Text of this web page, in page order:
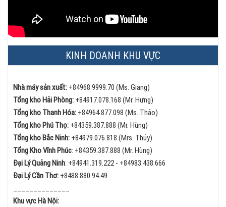
KINH DOANH KHU VỰC
Nhà máy sản xuất: +84968.9999.70 (Ms. Giang)
Tổng kho Hải Phòng: +84917.078.168 (Mr. Hưng)
Tổng kho Thanh Hóa: +84964.877.098 (Ms. Thảo)
Tổng kho Phú Thọ: +84359.387.888 (Mr. Hùng)
Tổng kho Bắc Ninh: +84979.076.818 (Mrs. Thủy)
Tổng Kho Vĩnh Phúc: +84359.387.888 (Mr. Hùng)
Đại Lý Quảng Ninh: +84941.319.222 - +84983.438.666
Đại Lý Cần Thơ: +8488.880.94.49
Khu vực Hà Nội: